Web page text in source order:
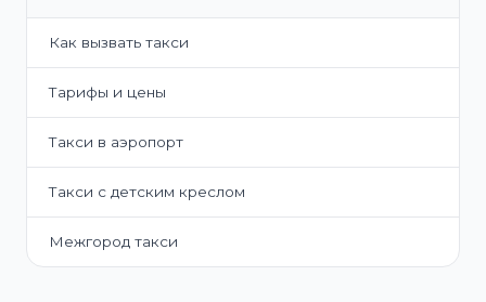
Как вызвать такси
Тарифы и цены
Такси в аэропорт
Такси с детским креслом
Межгород такси